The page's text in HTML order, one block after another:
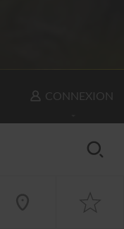
CONNEXION